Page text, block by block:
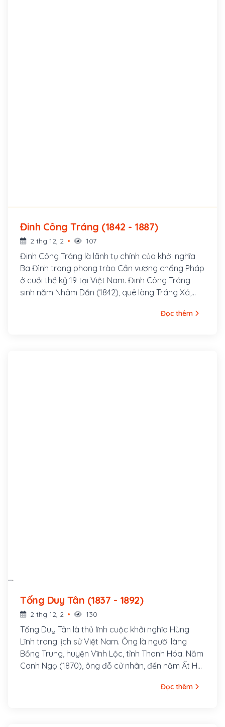
Đinh Công Tráng (1842 - 1887)
2 thg 12, 2 107
Đinh Công Tráng là lãnh tụ chính của khởi nghĩa
Ba Đình trong phong trào Cần vương chống Pháp
ở cuối thế kỷ 19 tại Việt Nam. Đinh Công Tráng
sinh năm Nhâm Dần (1842), quê làng Tráng Xá,
Đọc thêm
Tống Duy Tân (1837 - 1892)
2 thg 12, 2 130
Tống Duy Tân là thủ lĩnh cuộc khởi nghĩa Hùng
Lĩnh trong lịch sử Việt Nam. Ông là người làng
Bồng Trung, huyện Vĩnh Lộc, tỉnh Thanh Hóa. Năm
Canh Ngọ (1870), ông đỗ cử nhân, đến năm Ất Hợi
Tri huyện, sau làm Đốc học Thanh Hóa rồi Thương
Đọc thêm